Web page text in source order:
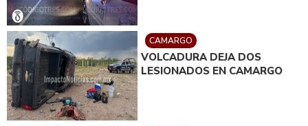
CAMARGO
VOLCADURA DEJA DOS
LESIONADOS EN CAMARGO